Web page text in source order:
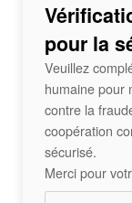
pour la
Veuillez
humaine pour
contre la
coopération
sécurisé.
Merci pour